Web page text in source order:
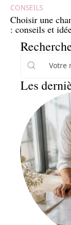
CONSEILS
Choisir une
: conseils et
Les